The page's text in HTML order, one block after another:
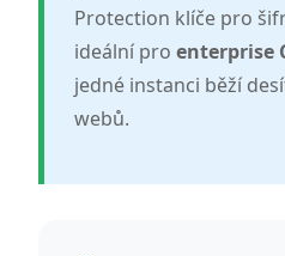
Protection klíče pro
ideální pro enterprise
jedné instanci běží
webů.